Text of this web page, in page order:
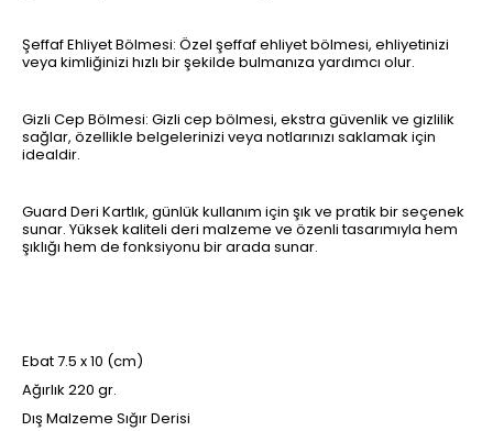
Şeffaf Ehliyet Bölmesi: Özel şeffaf ehliyet bölmesi, ehliyetinizi
veya kimliğinizi hızlı bir şekilde bulmanıza yardımcı olur.
Gizli Cep Bölmesi: Gizli cep bölmesi, ekstra güvenlik ve gizlilik
sağlar, özellikle belgelerinizi veya notlarınızı saklamak için
idealdir.
Guard Deri Kartlık, günlük kullanım için şık ve pratik bir seçenek
sunar. Yüksek kaliteli deri malzeme ve özenli tasarımıyla hem
şıklığı hem de fonksiyonu bir arada sunar.
Ebat 7.5 x 10 (cm)
Ağırlık 220 gr.
Dış Malzeme Sığır Derisi